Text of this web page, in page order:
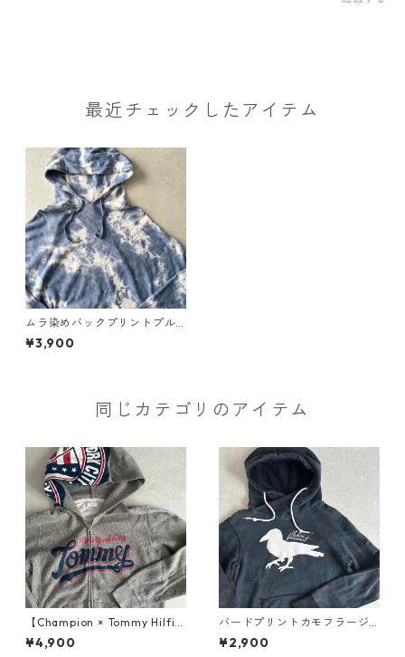
最近チェックしたアイテム
ムラ染めバックプリントプル
オーバーパーカー 総柄 M 古着
メンズ
¥3,900
同じカテゴリのアイテム
【Champion × Tommy Hilfig
er】リバースウィーブロゴプ
リント裏毛スウェットジップ
¥4,900
バードプリントカモフラージ
ュ柄スウェットパーカー カモ
フラ柄 L 古着 メンズ
¥2,900